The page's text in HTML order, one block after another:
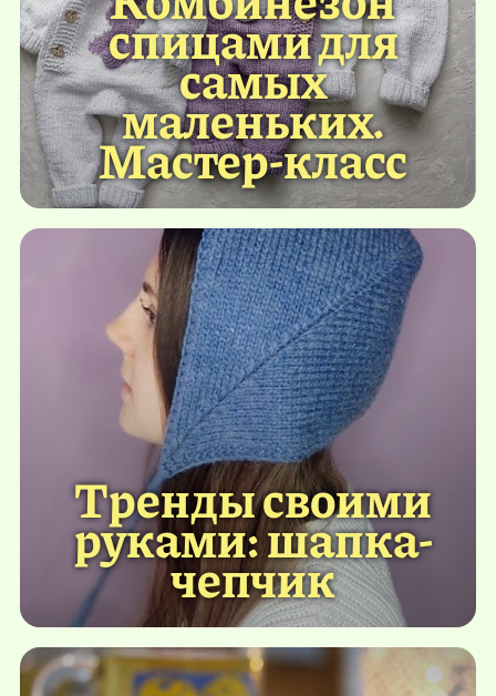
спицами для
самых
маленьких.
Мастер-класс
Тренды своими
руками: шапка-
чепчик